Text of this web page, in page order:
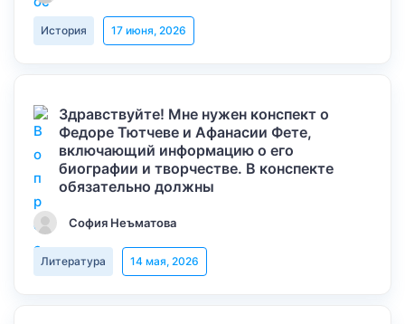
История 17 июня, 2026
Здравствуйте! Мне нужен конспект о
Федоре Тютчеве и Афанасии Фете,
включающий информацию о его
биографии и творчестве. В конспекте
обязательно должны
София Неъматова
Литература 14 мая, 2026